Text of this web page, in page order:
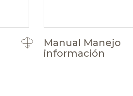
Manual Manejo
información